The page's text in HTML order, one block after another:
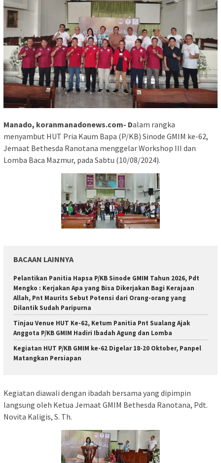
Manado, koranmanadonews.com- Dalam rangka
menyambut HUT Pria Kaum Bapa (P/KB) Sinode GMIM ke-62,
Jemaat Bethesda Ranotana menggelar Workshop III dan
Lomba Baca Mazmur, pada Sabtu (10/08/2024).
BACAAN LAINNYA
Pelantikan Panitia Hapsa P/KB Sinode GMIM Tahun 2026, Pdt
Mengko : Kerjakan Apa yang Bisa Dikerjakan Bagi Kerajaan
Allah, Pnt Maurits Sebut Potensi dari Orang-orang yang
Dilantik Sudah Paripurna
Tinjau Venue HUT Ke-62, Ketum Panitia Pnt Sualang Ajak
Anggota P/KB GMIM Hadiri Ibadah Agung dan Lomba
Kegiatan HUT P/KB GMIM ke-62 Digelar 18-20 Oktober, Panpel
Matangkan Persiapan
Kegiatan diawali dengan ibadah bersama yang dipimpin
langsung oleh Ketua Jemaat GMIM Bethesda Ranotana, Pdt.
Novita Kaligis, S. Th.